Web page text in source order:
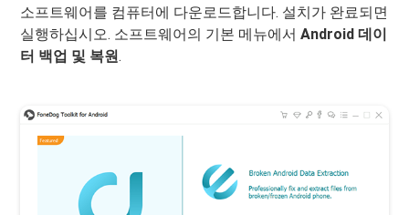
소프트웨어를 컴퓨터에 다운로드합니다. 설치가 완료되면
실행하십시오. 소프트웨어의 기본 메뉴에서Android 데이
터 백업 및 복원.